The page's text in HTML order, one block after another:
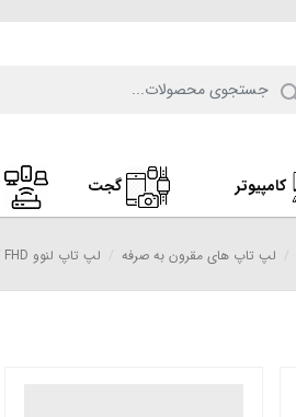
کامپیوتر گجت
لپ تاپ های مقرون به صرفه لپ تاپ لنوو Ideapad L340 – R7 8GB 1TB 2GF FHD